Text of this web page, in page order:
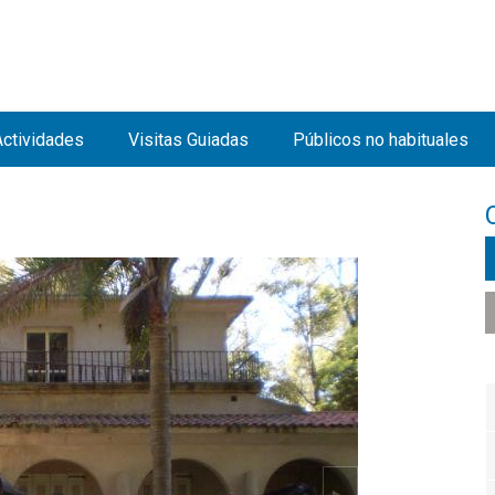
Visitas Guiadas Públicos no habituales